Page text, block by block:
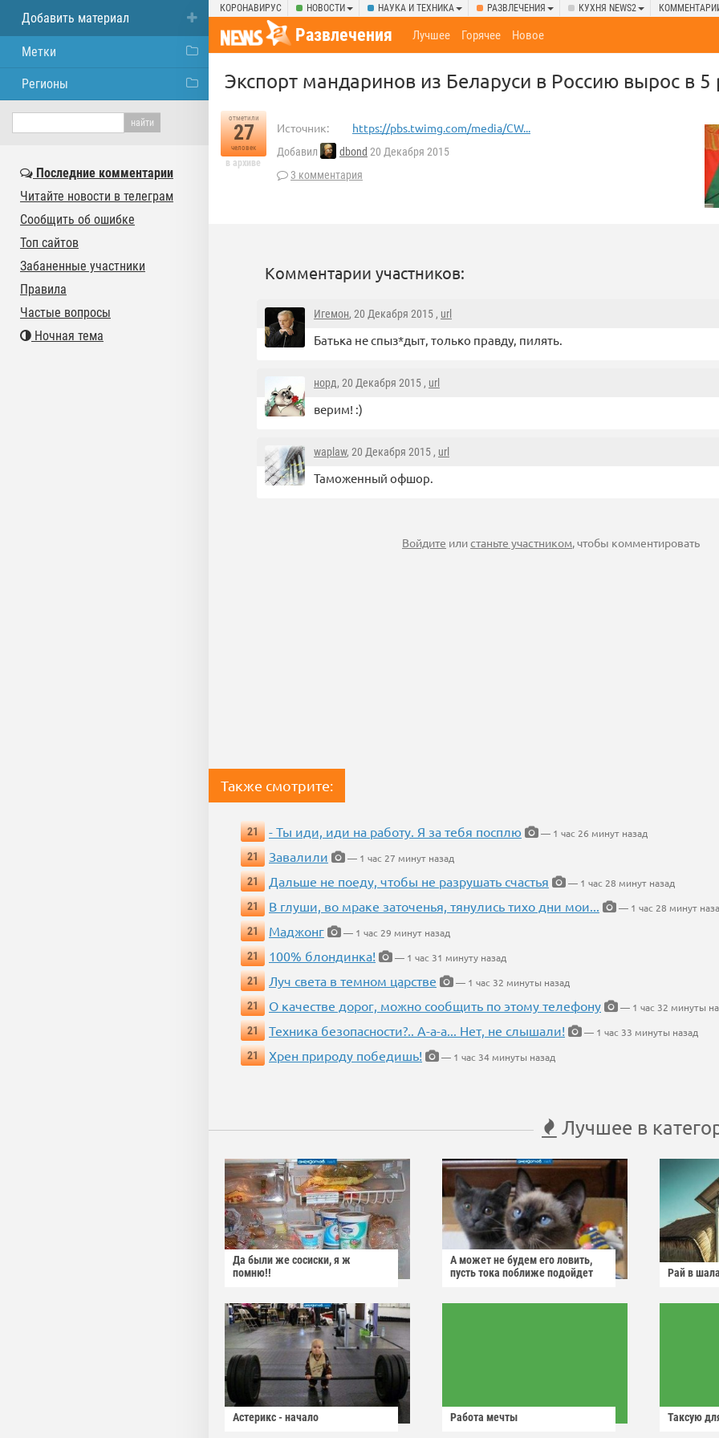
КОРОНАВИРУС НОВОСТИ НАУКА И ТЕХНИКА РАЗВЛЕЧЕНИЯ КУХНЯ NEWS2
Развлечения Лучшее Горячее Новое
Экспорт мандаринов из Беларуси в Россию вырос в 5
отметили
27
человек
в архиве
Источник: https://pbs.twimg.com/media/CW...
Добавил dbond 20 Декабря 2015
3 комментария
Комментарии участников:
Игемон, 20 Декабря 2015 , url
Батька не спыз*дыт, только правду, пилять.
норд, 20 Декабря 2015 , url
верим! :)
waplaw, 20 Декабря 2015 , url
Таможенный офшор.
Войдите илистаньте участником, чтобы комментировать
Также смотрите:
21 - Ты иди, иди на работу. Я за тебя посплю
— 1 час 26 минут назад
21
Завалили
— 1 час 27 минут назад
21
Дальше не поеду, чтобы не разрушать счастья
— 1 час 28 минут назад
21
В глуши, во мраке заточенья, тянулись тихо дни мои...
— 1 час 28 минут
21
Маджонг
— 1 час 29 минут назад
21
100% блондинка!
— 1 час 31 минуту назад
21
Луч света в темном царстве
— 1 час 32 минуты назад
21
О качестве дорог, можно сообщить по этому телефону
— 1 час 32 минуты
21
Техника безопасности?.. А-а-а... Нет, не слышали!
— 1 час 33 минуты назад
21
Хрен природу победишь! — 1 час 34 минуты назад
Лучшее в
Да были же сосиски, я ж
помню!!
А может не будем его ловить,
пусть тока поближе подойдет
Рай в
Астерикс - начало Работа мечты Таксую
Добавить материал
Метки
Регионы
Последние комментарии
Читайте новости в телеграм
Сообщить об ошибке
Топ сайтов
Забаненные участники
Правила
Частые вопросы
Ночная тема